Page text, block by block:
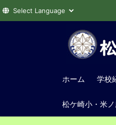
キ
ホーム 学校
学校
松ケ崎小・米